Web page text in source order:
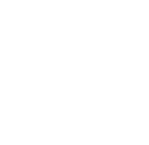
TELEVISIONES
FLAMENCO
ALL